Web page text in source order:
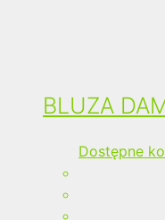
BLUZA
Dostępne